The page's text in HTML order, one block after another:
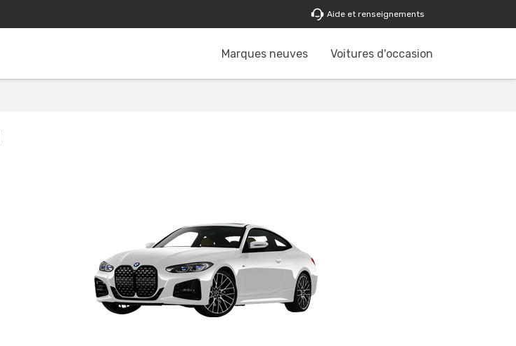
Aide et renseignements
Marques neuves Voitures d'occasion